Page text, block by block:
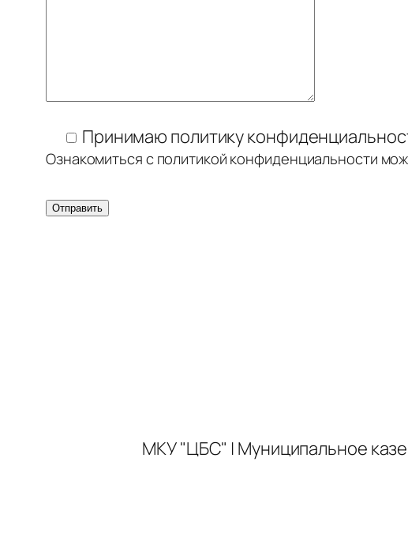
Принимаю политику
Ознакомиться с политикой конфиденциальности
МКУ "ЦБС" | Муниципальное